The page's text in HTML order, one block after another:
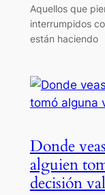
Aquellos que
interrumpidos
están haciendo
Donde
alguien
decisión